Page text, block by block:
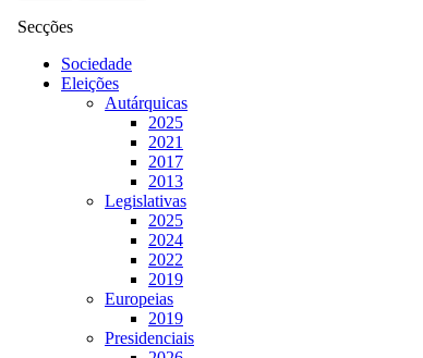
Secções
Sociedade
Eleições
Autárquicas
2025
2021
2017
2013
Legislativas
2025
2024
2022
2019
Europeias
2019
Presidenciais